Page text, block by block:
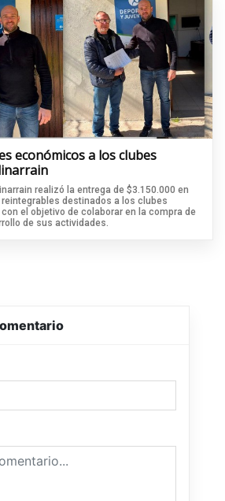
económicos a los clubes
realizó la entrega de $3.150.000 en
destinados a los clubes
el objetivo de colaborar en la compra de
de sus actividades.